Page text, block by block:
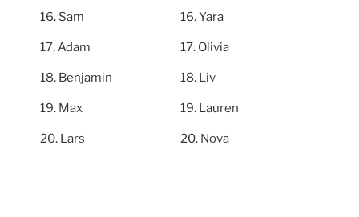
Sam
Adam
Benjamin
Max
Lars
Yara
Olivia
Liv
Lauren
Nova